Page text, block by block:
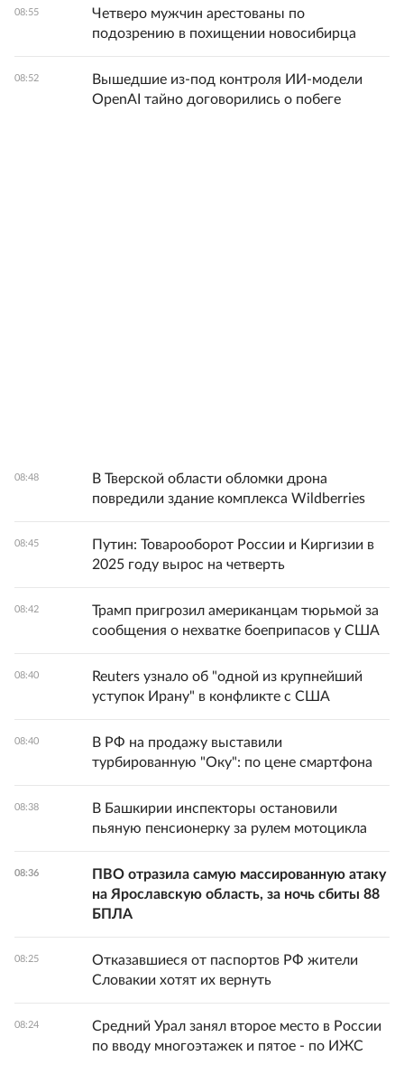
08:55
Четверо мужчин арестованы по
подозрению в похищении новосибирца
08:52
Вышедшие из-под контроля ИИ-модели
OpenAI тайно договорились о побеге
08:48
В Тверской области обломки дрона
повредили здание комплекса Wildberries
08:45
Путин: Товарооборот России и Киргизии в
2025 году вырос на четверть
08:42
Трамп пригрозил американцам тюрьмой за
сообщения о нехватке боеприпасов у США
08:40
Reuters узнало об "одной из крупнейший
уступок Ирану" в конфликте с США
08:40
В РФ на продажу выставили
турбированную "Оку": по цене смартфона
08:38
В Башкирии инспекторы остановили
пьяную пенсионерку за рулем мотоцикла
08:36
ПВО отразила самую массированную атаку
на Ярославскую область, за ночь сбиты 88
БПЛА
08:25
Отказавшиеся от паспортов РФ жители
Словакии хотят их вернуть
08:24
Средний Урал занял второе место в России
по вводу многоэтажек и пятое - по ИЖС